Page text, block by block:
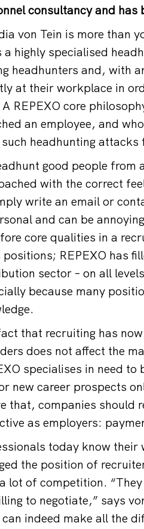
consultancy and
von Tein is more than
a highly specialised
headhunters and, with
at their workplace in
A REPEXO core
an employee, and
headhunting attacks
good people from
with the correct
write an email or
and can be
core qualities in a
positions; REPEXO has
sector – on all
because many
that recruiting has
does not affect the
specialises in need
new career prospects
that, companies should
as employers:
today know their
the position of
lot of competition.
to negotiate,” says
indeed make all the